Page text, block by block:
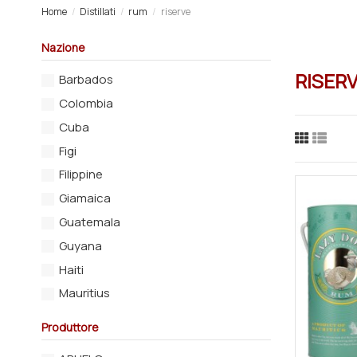
Home Distillati rum riserve
Nazione
Barbados
Colombia
Cuba
Figi
Filippine
Giamaica
Guatemala
Guyana
Haiti
Mauritius
Panama
Produttore